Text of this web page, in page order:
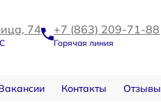
74 +7 (863) 209-71-88
Горячая линия
Контакты Отзывы